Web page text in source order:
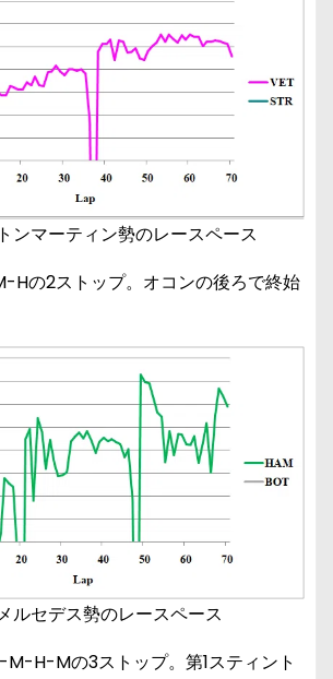
ンマーティン勢のレースペース
Hの2ストップ。オコンの後ろで終始
ルセデス勢のレースペース
M-H-Mの3ストップ。第1スティント